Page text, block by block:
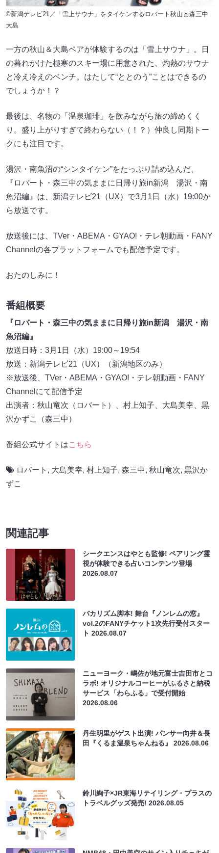
©新潟テレビ21／「雪上サウナ」をタイケンするロバート秋山と森三中
大島
一方の秋山＆大島ペアが体験するのは「雪上サウナ」。日
の暮れかけた極寒のスキー場に用意された、灼熱のサウナ
と冷え冷えのベンチ。はたして“ととのう”ことはできるの
でしょうか！？
最後は、名物の「温泉珈琲」を飲みながら旅の締めくく
り。盛り上がりすぎて終わらない（！？）仲良し同期トー
クにも注目です。
湯沢・南魚沼の“シンタイケン”をたっぷり詰め込んだ、
『ロバート・森三中の気ままに日帰り旅in新潟 湯沢・南
魚沼編』は、新潟テレビ21（UX）で3月1日（水）19:00か
ら放送です。
放送後には、TVer・ABEMA・GYAO!・テレ朝動画・FANY
Channelの各プラットフォームでも配信予定です。
おたのしみに！
番組概要
『ロバート・森三中の気ままに日帰り旅in新潟 湯沢・南
魚沼編』
放送日時：3月1日（水）19:00～19:54
放送：新潟テレビ21（UX）（新潟地区のみ）
※放送後、TVer・ABEMA・GYAO!・テレ朝動画・FANY
Channelにて配信予定
出演者：秋山竜次（ロバート）、村上知子、大島美幸、黒
沢かずこ（森三中）
番組公式サイトはこちら
ロバート , 大島美幸, 村上知子, 森三中, 秋山竜次, 黒沢か
ずこ
関連記事
シークエンスはやとも監修! ペアリング霊
視が体験できる占いコンテンツ登場
2026.08.07
バカリズム脚本! 舞台『ノンレムの窓』
vol.2のFANYチケット1次先行受付スター
ト2026.08.07
ニューヨーク・嶋佐が地元富士吉田市とコ
ラボ! オリジナルコーヒーがふるさと納税
サービス「わらふる」で受付開始
2026.08.06
丹生明里がゲスト出演! パンサー向井＆長
田『くるま温泉ちゃんねる』2026.08.06
鈴川絢子×JR東海リテイリング・プラスの
トラベルグッズ発売!2026.08.05